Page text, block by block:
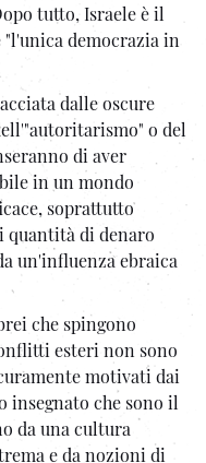
tutto, Israele è il
"l'unica democrazia in
dalle oscure
o del
di aver
in un mondo
soprattutto
quantità di denaro
un'influenza ebraica
che spingono
esteri non sono
motivati ​​dai
che sono il
da una cultura
e da nozioni di